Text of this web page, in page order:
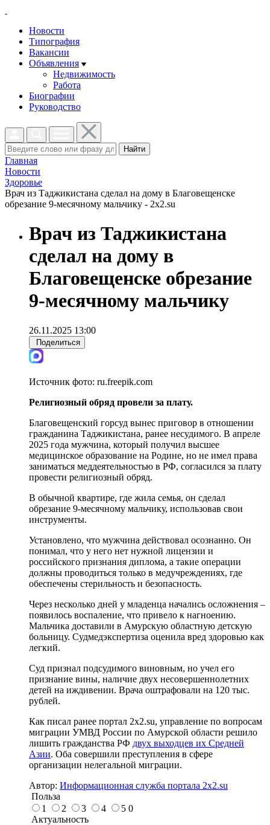
Новости
Типография
Вакансии
Объявления
Недвижимость
Работа
Биографии
Руководство
Найти
Главная
Новости
Здоровье
Врач из Таджикистана сделал на дому в Благовещенске
обрезание 9-месячному мальчику - 2x2.su
Врач из Таджикистана
сделал на дому в
Благовещенске обрезание
9-месячному мальчику
26.11.2025 13:00
Поделиться
Источник фото: ru.freepik.com
Религиозный обряд провели за плату.
Благовещенский горсуд вынес приговор в отношении
гражданина Таджикистана, ранее несудимого. В апреле
2025 года мужчина, который получил высшее
медицинское образование на Родине, но не имел права
заниматься меддеятельностью в РФ, согласился за плату
провести религиозный обряд.
В обычной квартире, где жила семья, он сделал
обрезание 9-месячному мальчику, использовав свои
инструменты.
Установлено, что мужчина действовал осознанно. Он
понимал, что у него нет нужной лицензии и
российского признания диплома, а такие операции
должны проводиться только в медучреждениях, где
обеспечены стерильность и безопасность.
Через несколько дней у младенца начались осложнения –
появилось воспаление, что привело к нагноению.
Мальчика доставили в Амурскую областную детскую
больницу. Судмедэкспертиза оценила вред здоровью как
легкий.
Суд признал подсудимого виновным, но учел его
признание вины, наличие двух несовершеннолетних
детей на иждивении. Врача оштрафовали на 120 тыс.
рублей.
Как писал ранее портал 2х2.su, управление по вопросам
миграции УМВД России по Амурской области решило
лишить гражданства РФ двух выходцев их Средней
Азии. Оба совершили преступления в сфере
организации нелегальной миграции.
Автор: Информационная служба портала 2x2.su
Польза
1
2 3 4 5 0
Актуальность